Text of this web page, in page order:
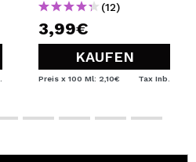
(12)
3,99€
KAUFEN
Preis x 100 Ml: 2,10€ Tax Inb.